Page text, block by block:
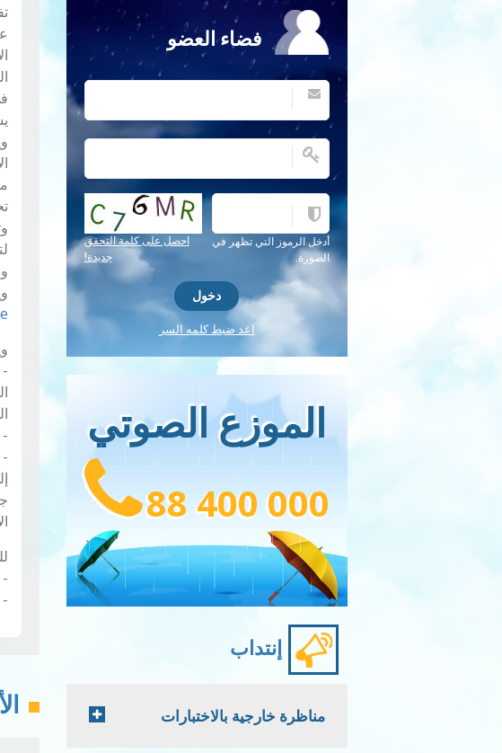
-
-
-
فضاء العضو
أدخل الرموز التي تظهر في
الصورة.
احصل على كلمة التحقق
جديدة!
اعد ضبط كلمه السر
الموزع الصوتي
88 400 000
إنتداب
مناظرة خارجية بالاختبارات